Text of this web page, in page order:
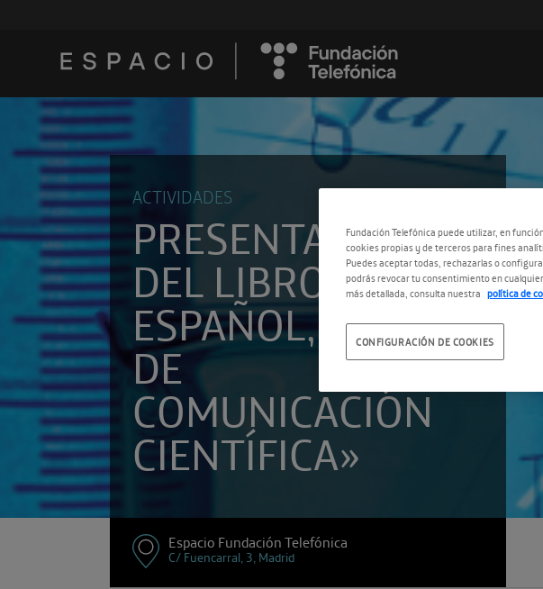
ACTIVIDADES
PRESENTACIÓN
DEL LIBRO «EL
ESPAÑOL, LENGUA
DE
COMUNICACIÓN
CIENTÍFICA»
Espacio Fundación Telefónica
C/ Fuencarral, 3, Madrid
Fundación Telefónica puede utilizar, en
cookies propias y de terceros para fines
Puedes aceptar todas, rechazarlas o
podrás revocar tu consentimiento en
más detallada, consulta nuestra política de
CONFIGURACIÓN DE COOKIES